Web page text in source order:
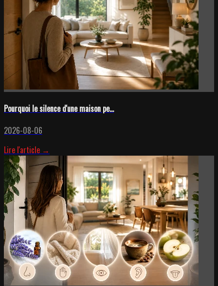
Pourquoi le silence d'une maison pe...
2026-08-06
Lire l'article →